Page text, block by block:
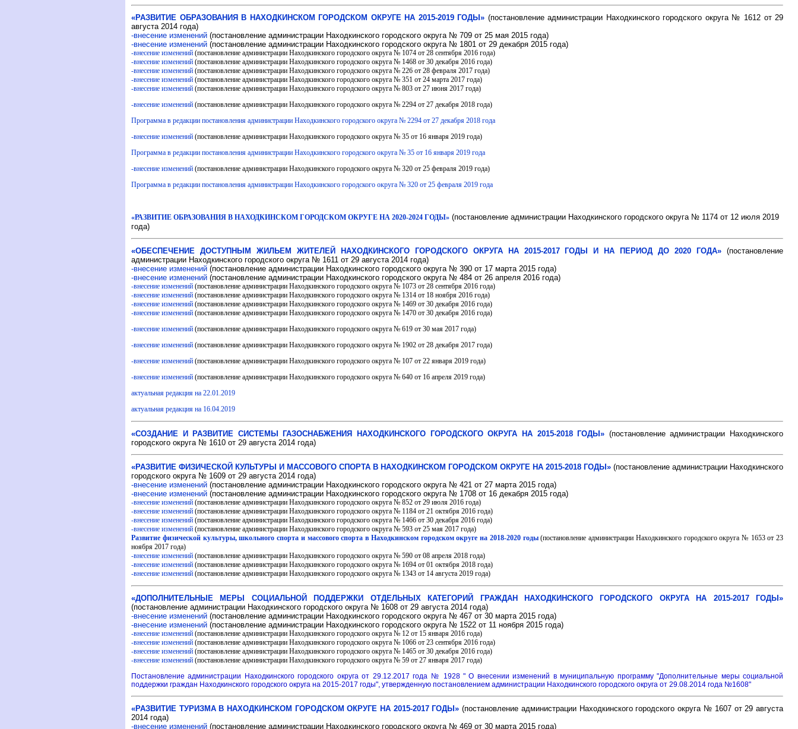
«РАЗВИТИЕ ОБРАЗОВАНИЯ В НАХОДКИНСКОМ ГОРОДСКОМ ОКРУГЕ НА 2015-2019 ГОДЫ» (постановление администрации Находкинского городского округа № 1612 от 29
августа 2014 года)
-внесение изменений (постановление администрации Находкинского городского округа № 709 от 25 мая 2015 года)
-внесение изменений (постановление администрации Находкинского городского округа № 1801 от 29 декабря 2015 года)
-внесение изменений (постановление администрации Находкинского городского округа № 1074 от 28 сентября 2016 года)
-внесение изменений (постановление администрации Находкинского городского округа № 1468 от 30 декабря 2016 года)
-внесение изменений (постановление администрации Находкинского городского округа № 226 от 28 февраля 2017 года)
-внесение изменений (постановление администрации Находкинского городского округа № 351 от 24 марта 2017 года)
-внесение изменений (постановление администрации Находкинского городского округа № 803 от 27 июня 2017 года)
-внесение изменений (постановление администрации Находкинского городского округа № 2294 от 27 декабря 2018 года)
Программа в редакции постановления администрации Находкинского городского округа № 2294 от 27 декабря 2018 года
-внесение изменений (постановление администрации Находкинского городского округа № 35 от 16 января 2019 года)
Программа в редакции постановления администрации Находкинского городского округа № 35 от 16 января 2019 года
-внесение изменений (постановление администрации Находкинского городского округа № 320 от 25 февраля 2019 года)
Программа в редакции постановления администрации Находкинского городского округа № 320 от 25 февраля 2019 года
«РАЗВИТИЕ ОБРАЗОВАНИЯ В НАХОДКИНСКОМ ГОРОДСКОМ ОКРУГЕ НА 2020-2024 ГОДЫ» (постановление администрации Находкинского городского округа № 1174 от 12 июля 2019
года)
«ОБЕСПЕЧЕНИЕ ДОСТУПНЫМ ЖИЛЬЕМ ЖИТЕЛЕЙ НАХОДКИНСКОГО ГОРОДСКОГО ОКРУГА НА 2015-2017 ГОДЫ И НА ПЕРИОД ДО 2020 ГОДА» (постановление
администрации Находкинского городского округа № 1611 от 29 августа 2014 года)
-внесение изменений (постановление администрации Находкинского городского округа № 390 от 17 марта 2015 года)
-внесение изменений (постановление администрации Находкинского городского округа № 484 от 26 апреля 2016 года)
-внесение изменений (постановление администрации Находкинского городского округа № 1073 от 28 сентября 2016 года)
-внесение изменений (постановление администрации Находкинского городского округа № 1314 от 18 ноября 2016 года)
-внесение изменений (постановление администрации Находкинского городского округа № 1469 от 30 декабря 2016 года)
-внесение изменений (постановление администрации Находкинского городского округа № 1470 от 30 декабря 2016 года)
-внесение изменений (постановление администрации Находкинского городского округа № 619 от 30 мая 2017 года)
-внесение изменений (постановление администрации Находкинского городского округа № 1902 от 28 декабря 2017 года)
-внесение изменений (постановление администрации Находкинского городского округа № 107 от 22 января 2019 года)
-внесение изменений (постановление администрации Находкинского городского округа № 640 от 16 апреля 2019 года)
актуальная редакция на 22.01.2019
актуальная редакция на 16.04.2019
«СОЗДАНИЕ И РАЗВИТИЕ СИСТЕМЫ ГАЗОСНАБЖЕНИЯ НАХОДКИНСКОГО ГОРОДСКОГО ОКРУГА НА 2015-2018 ГОДЫ» (постановление администрации Находкинского
городского округа № 1610 от 29 августа 2014 года)
«РАЗВИТИЕ ФИЗИЧЕСКОЙ КУЛЬТУРЫ И МАССОВОГО СПОРТА В НАХОДКИНСКОМ ГОРОДСКОМ ОКРУГЕ НА 2015-2018 ГОДЫ» (постановление администрации Находкинского
городского округа № 1609 от 29 августа 2014 года)
-внесение изменений (постановление администрации Находкинского городского округа № 421 от 27 марта 2015 года)
-внесение изменений (постановление администрации Находкинского городского округа № 1708 от 16 декабря 2015 года)
-внесение изменений (постановление администрации Находкинского городского округа № 852 от 29 июля 2016 года)
-внесение изменений (постановление администрации Находкинского городского округа № 1184 от 21 октября 2016 года)
-внесение изменений (постановление администрации Находкинского городского округа № 1466 от 30 декабря 2016 года)
-внесение изменений (постановление администрации Находкинского городского округа № 593 от 25 мая 2017 года)
Развитие физической культуры, школьного спорта и массового спорта в Находкинском городском округе на 2018-2020 годы(постановление администрации Находкинского городского округа № 1653 от 23
ноября 2017 года)
-внесение изменений (постановление администрации Находкинского городского округа № 590 от 08 апреля 2018 года)
-внесение изменений (постановление администрации Находкинского городского округа № 1694 от 01 октября 2018 года)
-внесение изменений (постановление администрации Находкинского городского округа № 1343 от 14 августа 2019 года)
«ДОПОЛНИТЕЛЬНЫЕ МЕРЫ СОЦИАЛЬНОЙ ПОДДЕРЖКИ ОТДЕЛЬНЫХ КАТЕГОРИЙ ГРАЖДАН НАХОДКИНСКОГО ГОРОДСКОГО ОКРУГА НА 2015-2017 ГОДЫ»
(постановление администрации Находкинского городского округа № 1608 от 29 августа 2014 года)
-внесение изменений (постановление администрации Находкинского городского округа № 467 от 30 марта 2015 года)
-внесение изменений (постановление администрации Находкинского городского округа № 1522 от 11 ноября 2015 года)
-внесение изменений (постановление администрации Находкинского городского округа № 12 от 15 января 2016 года)
-внесение изменений (постановление администрации Находкинского городского округа № 1066 от 23 сентября 2016 года)
-внесение изменений (постановление администрации Находкинского городского округа № 1465 от 30 декабря 2016 года)
-внесение изменений (постановление администрации Находкинского городского округа № 59 от 27 января 2017 года)
Постановление администрации Находкинского городского округа от 29.12.2017 года № 1928 " О внесении изменений в муниципальную программу "Дополнительные меры социальной
поддержки граждан Находкинского городского округа на 2015-2017 годы", утвержденную постановлением администрации Находкинского городского округа от 29.08.2014 года №1608"
«РАЗВИТИЕ ТУРИЗМА В НАХОДКИНСКОМ ГОРОДСКОМ ОКРУГЕ НА 2015-2017 ГОДЫ» (постановление администрации Находкинского городского округа № 1607 от 29 августа
2014 года)
-внесение изменений (постановление администрации Находкинского городского округа № 469 от 30 марта 2015 года)